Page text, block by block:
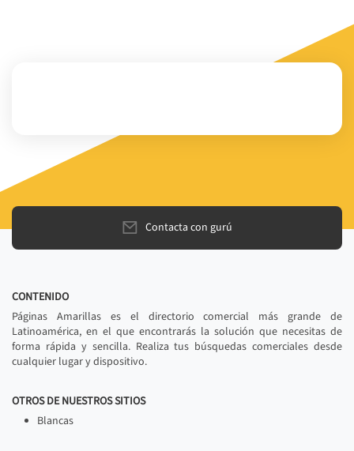
Contacta con gurú
CONTENIDO
Páginas Amarillas es el directorio comercial más grande de
Latinoamérica, en el que encontrarás la solución que necesitas de
forma rápida y sencilla. Realiza tus búsquedas comerciales desde
cualquier lugar y dispositivo.
OTROS DE NUESTROS SITIOS
Blancas